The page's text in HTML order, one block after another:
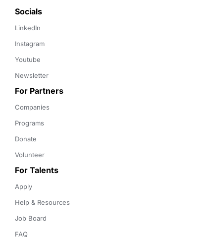
Socials
LinkedIn
Instagram
Youtube
Newsletter
For Partners
Companies
Programs
Donate
Volunteer
For Talents
Apply
Help & Resources
Job Board
FAQ